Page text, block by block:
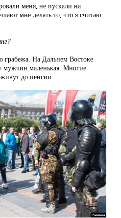
меня, не пускали на
мне делать то, что я считаю
грабежа. На Дальнем Востоке
мужчин маленькая. Многие
до пенсии.